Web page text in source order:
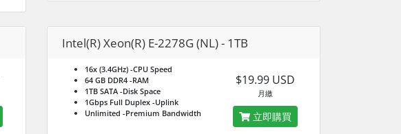
Intel(R) Xeon(R) E-2278G (NL) - 1TB
16x (3.4GHz) -CPU Speed
64 GB DDR4 -RAM
1TB SATA -Disk Space
1Gbps Full Duplex -Uplink
Unlimited -Premium Bandwidth
$19.99 USD
月繳
立即購買